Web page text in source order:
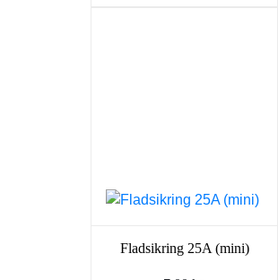
Fladsikring 25A (mini)